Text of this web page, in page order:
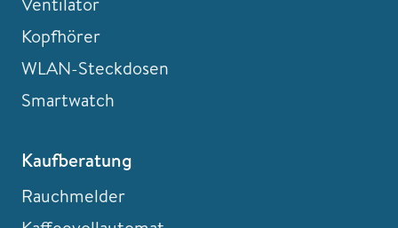
Kopfhörer
WLAN-Steckdosen
Smartwatch
Kaufberatung
Rauchmelder